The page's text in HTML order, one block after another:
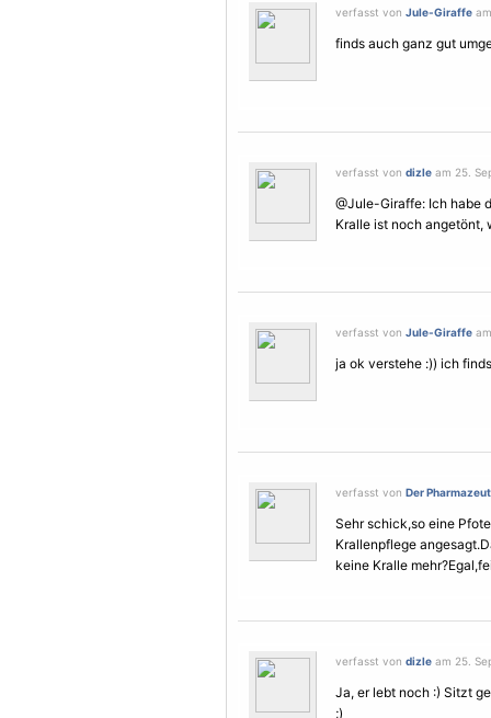
verfasst von Jule-Giraffe
finds auch ganz gut
verfasst von dizle am 25.
@Jule-Giraffe: Ich habe
Kralle ist noch angetönt,
verfasst von Jule-Giraffe
ja ok verstehe :)) ich
verfasst von Der
Sehr schick,so eine
Krallenpflege
keine Kralle
verfasst von dizle am 25.
Ja, er lebt noch :) Sitzt
;)